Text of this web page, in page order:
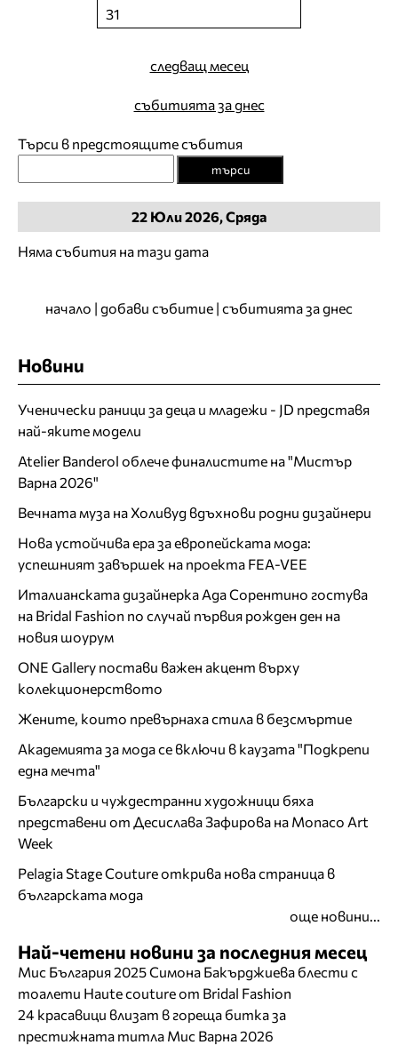
31
следващ месец
събитията за днес
Търси в предстоящите събития
търси
22 Юли2026, Сряда
Няма събития на тази дата
начало | добави събитие | събитията за днес
Новини
Ученически раници за деца и младежи - JD представя
най-яките модели
Atelier Banderol облече финалистите на "Мистър
Варна 2026"
Вечната муза на Холивуд вдъхнови родни дизайнери
Нова устойчива ера за европейската мода:
успешният завършек на проекта FEA-VEE
Италианската дизайнерка Ада Сорентино гостува
на Bridal Fashion по случай първия рожден ден на
новия шоурум
ONE Gallery постави важен акцент върху
колекционерството
Жените, които превърнаха стила в безсмъртие
Академията за мода се включи в каузата "Подкрепи
една мечта"
Български и чуждестранни художници бяха
представени от Десислава Зафирова на Monaco Art
Week
Pelagia Stage Couture открива нова страница в
българската мода
още новини...
Най-четени новини за последния месец
Мис България 2025 Симона Бакърджиева блести с
тоалети Haute couture от Bridal Fashion
24 красавици влизат в гореща битка за
престижната титла Мис Варна 2026